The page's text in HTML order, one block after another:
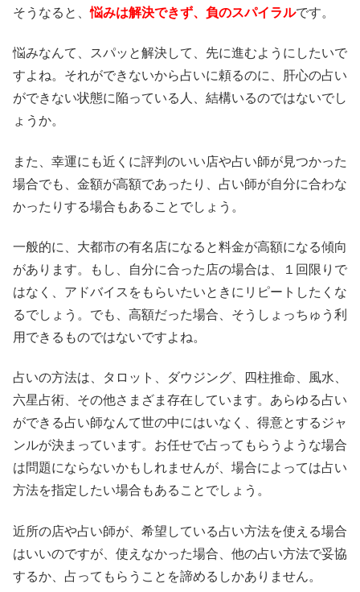
そうなると、悩みは解決できず、負のスパイラルです。
悩みなんて、スパッと解決して、先に進むようにしたいで
すよね。それができないから占いに頼るのに、肝心の占い
ができない状態に陥っている人、結構いるのではないでし
ょうか。
また、幸運にも近くに評判のいい店や占い師が見つかった
場合でも、金額が高額であったり、占い師が自分に合わな
かったりする場合もあることでしょう。
一般的に、大都市の有名店になると料金が高額になる傾向
があります。もし、自分に合った店の場合は、１回限りで
はなく、アドバイスをもらいたいときにリピートしたくな
るでしょう。でも、高額だった場合、そうしょっちゅう利
用できるものではないですよね。
占いの方法は、タロット、ダウジング、四柱推命、風水、
六星占術、その他さまざま存在しています。あらゆる占い
ができる占い師なんて世の中にはいなく、得意とするジャ
ンルが決まっています。お任せで占ってもらうような場合
は問題にならないかもしれませんが、場合によっては占い
方法を指定したい場合もあることでしょう。
近所の店や占い師が、希望している占い方法を使える場合
はいいのですが、使えなかった場合、他の占い方法で妥協
するか、占ってもらうことを諦めるしかありません。